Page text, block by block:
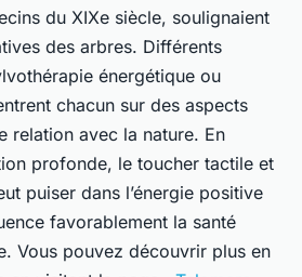
du XIXe siècle, soulignaient
des arbres. Différents
énergétique ou
chacun sur des aspects
relation avec la nature. En
profonde, le toucher tactile et
puiser dans l’énergie positive
favorablement la santé
Vous pouvez découvrir plus en